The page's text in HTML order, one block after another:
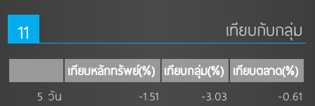
11 เทียบกับกลุ่ม
เทียบหลักทรัพย์(%) เทียบกลุ่ม(%) เทียบตลาด(%)
5 วัน
-1.51 -3.03
-0.61